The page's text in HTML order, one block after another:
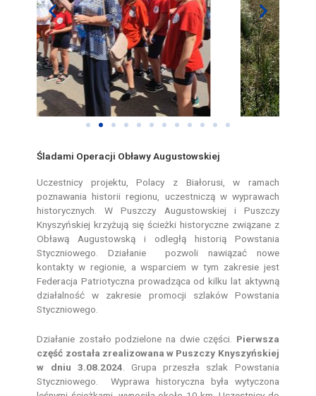
Śladami Operacji Obławy Augustowskiej
Uczestnicy projektu, Polacy z Białorusi, w ramach
poznawania historii regionu, uczestniczą w wyprawach
historycznych. W Puszczy Augustowskiej i Puszczy
Knyszyńskiej krzyżują się ścieżki historyczne związane z
Obławą Augustowską i odległą historią Powstania
Styczniowego. Działanie pozwoli nawiązać nowe
kontakty w regionie, a wsparciem w tym zakresie jest
Federacja Patriotyczna prowadząca od kilku lat aktywną
działalność w zakresie promocji szlaków Powstania
Styczniowego.
Działanie zostało podzielone na dwie części. Pierwsza
część została zrealizowana w Puszczy Knyszyńskiej
w dniu 3.08.2024 . Grupa przeszła szlak Powstania
Styczniowego. Wyprawa historyczna była wytyczona